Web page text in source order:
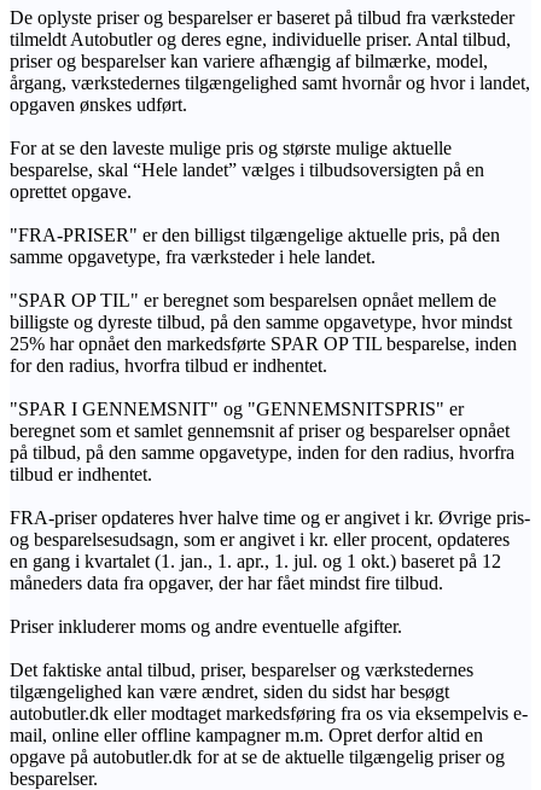
De oplyste priser og besparelser er baseret på tilbud fra værksteder
tilmeldt Autobutler og deres egne, individuelle priser. Antal tilbud,
priser og besparelser kan variere afhængig af bilmærke, model,
årgang, værkstedernes tilgængelighed samt hvornår og hvor i landet,
opgaven ønskes udført.
For at se den laveste mulige pris og største mulige aktuelle
besparelse, skal “Hele landet” vælges i tilbudsoversigten på en
oprettet opgave.
"FRA-PRISER" er den billigst tilgængelige aktuelle pris, på den
samme opgavetype, fra værksteder i hele landet.
"SPAR OP TIL" er beregnet som besparelsen opnået mellem de
billigste og dyreste tilbud, på den samme opgavetype, hvor mindst
25% har opnået den markedsførte SPAR OP TIL besparelse, inden
for den radius, hvorfra tilbud er indhentet.
"SPAR I GENNEMSNIT" og "GENNEMSNITSPRIS" er
beregnet som et samlet gennemsnit af priser og besparelser opnået
på tilbud, på den samme opgavetype, inden for den radius, hvorfra
tilbud er indhentet.
FRA-priser opdateres hver halve time og er angivet i kr. Øvrige pris-
og besparelsesudsagn, som er angivet i kr. eller procent, opdateres
en gang i kvartalet (1. jan., 1. apr., 1. jul. og 1 okt.) baseret på 12
måneders data fra opgaver, der har fået mindst fire tilbud.
Priser inkluderer moms og andre eventuelle afgifter.
Det faktiske antal tilbud, priser, besparelser og værkstedernes
tilgængelighed kan være ændret, siden du sidst har besøgt
autobutler.dk eller modtaget markedsføring fra os via eksempelvis e-
mail, online eller offline kampagner m.m. Opret derfor altid en
opgave på autobutler.dk for at se de aktuelle tilgængelig priser og
besparelser.